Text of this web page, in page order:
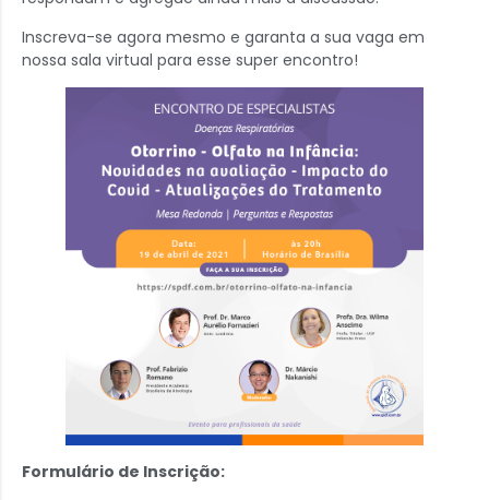
Inscreva-se agora mesmo e garanta a sua vaga em
nossa sala virtual para esse super encontro!
Formulário de Inscrição: